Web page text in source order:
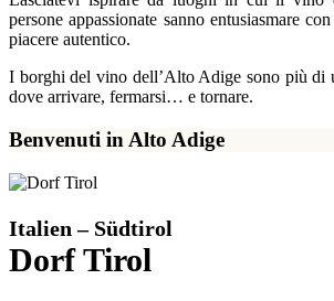
persone appassionate sanno entusiasmare
piacere autentico.
I borghi del vino dell’Alto Adige sono più di
dove arrivare, fermarsi… e tornare.
Benvenuti in Alto Adige
Italien – Südtirol
Dorf Tirol